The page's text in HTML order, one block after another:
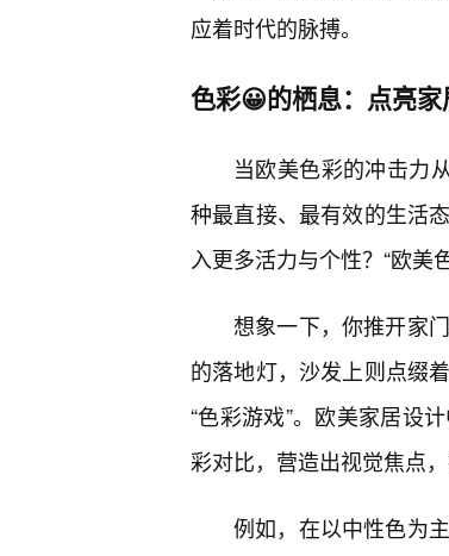
应着时代的脉搏。
色彩😀的栖息：点亮
当欧美色彩的冲击力
种最直接、最有效的生活
入更多活力与个性？“欧美
想象一下，你推开家
的落地灯，沙发上则点缀
“色彩游戏”。欧美家居设
彩对比，营造出视觉焦点
例如，在以中性色为